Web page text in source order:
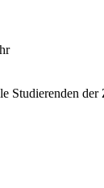
Studierenden der